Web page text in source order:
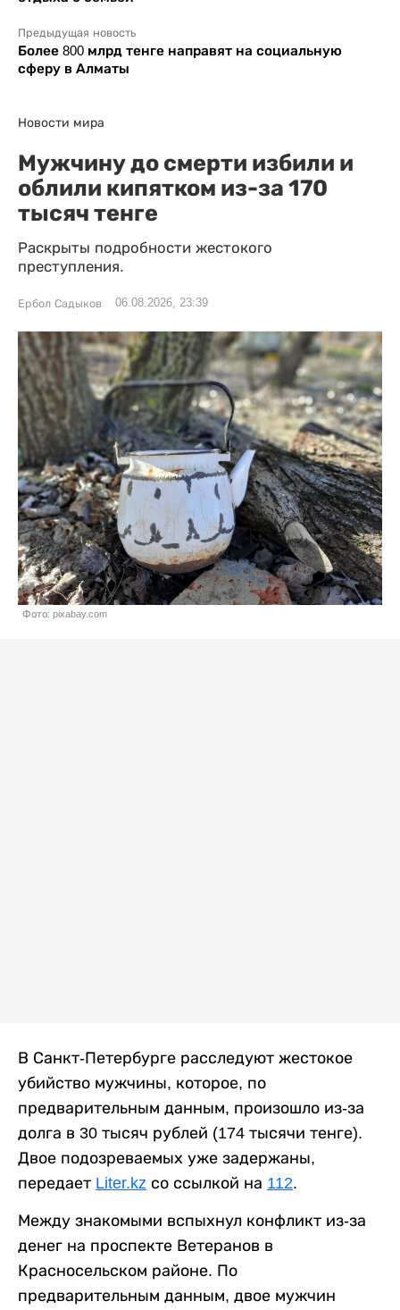
Предыдущая новость
Более 800 млрд тенге направят на социальную
сферу в Алматы
Новости мира
Мужчину до смерти избили и
облили кипятком из-за 170
тысяч тенге
Раскрыты подробности жестокого
преступления.
Ербол Садыков 06.08.2026, 23:39
Фото: pixabay.com
В Санкт-Петербурге расследуют жестокое
убийство мужчины, которое, по
предварительным данным, произошло из-за
долга в 30 тысяч рублей (174 тысячи тенге).
Двое подозреваемых уже задержаны,
передает Liter.kz со ссылкой на 112.
Между знакомыми вспыхнул конфликт из-за
денег на проспекте Ветеранов в
Красносельском районе. По
предварительным данным, двое мужчин